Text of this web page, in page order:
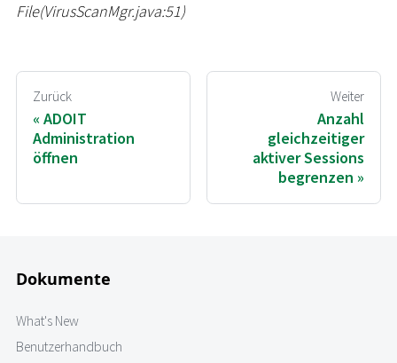
File(VirusScanMgr.java:51)
Zurück
ADOIT
Administration
öffnen
Weiter
Anzahl
gleichzeitiger
aktiver Sessions
begrenzen
Dokumente
What's New
Benutzerhandbuch